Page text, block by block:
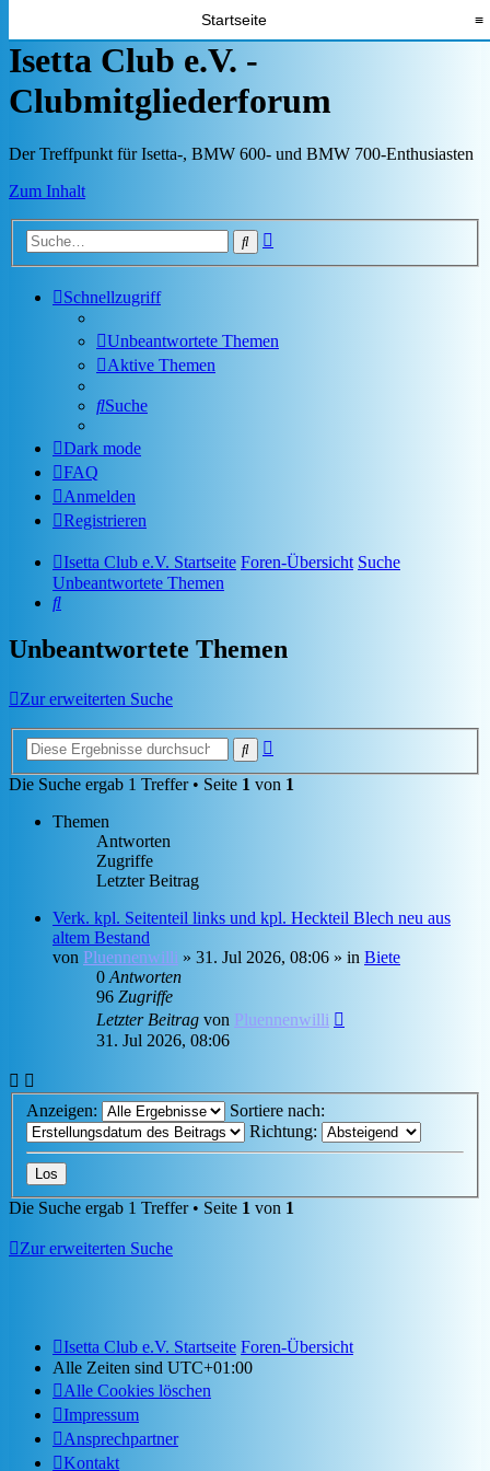
Startseite ≡
Isetta Club e.V. -
Clubmitgliederforum
Der Treffpunkt für Isetta-, BMW 600- und BMW 700-Enthusiasten
Zum Inhalt
Suche
Schnellzugriff
Unbeantwortete Themen
Aktive Themen
Suche
Dark mode
FAQ
Anmelden
Registrieren
Isetta Club e.V. Startseite Foren-Übersicht Suche
Unbeantwortete Themen
Suche
Unbeantwortete Themen
Zur erweiterten Suche
Suche
Die Suche ergab 1 Treffer • Seite 1 von 1
Themen
Antworten
Zugriffe
Letzter Beitrag
Verk. kpl. Seitenteil links und kpl. Heckteil Blech neu aus
altem Bestand
von Pluennenwilli » 31. Jul 2026, 08:06 » in Biete
0Antworten
96 Zugriffe
Letzter Beitrag von Pluennenwilli
31. Jul 2026, 08:06
Anzeigen:
Sortiere nach:
Richtung:
Die Suche ergab 1 Treffer • Seite 1 von 1
Zur erweiterten Suche
Isetta Club e.V. Startseite Foren-Übersicht
Alle Zeiten sind UTC+01:00
Alle Cookies löschen
Impressum
Ansprechpartner
Kontakt